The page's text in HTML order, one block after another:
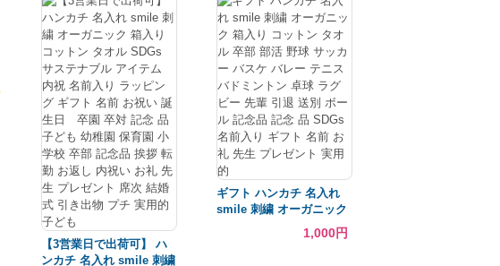
【3営業日で出荷可】 ハ
ンカチ 名入れ smile 刺繍
ギフト ハンカチ 名入れ
smile 刺繍 オーガニック
箱入り コットン タオル
卒部 部活 野球 サッカー
1,000円